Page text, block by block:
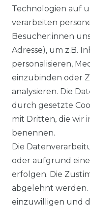
14
Technologien auf
verarbeiten
Besucher:innen
Adresse), um z.B.
personalisieren,
einzubinden oder
analysieren. Die
durch gesetzte
mit Dritten, die wir
benennen.
Die
oder aufgrund
erfolgen. Die
abgelehnt werden.
einzuwilligen und